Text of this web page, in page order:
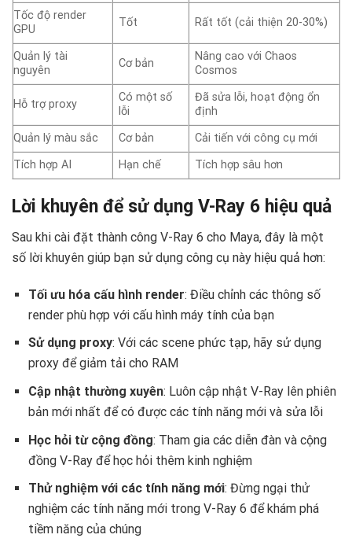
Tốc độ render
GPU
Tốt Rất tốt (cải thiện 20-30%)
Quản lý tài
nguyên
Cơ bản
Nâng cao với Chaos
Cosmos
Hỗ trợ proxy
Có một số
lỗi
Đã sửa lỗi, hoạt động ổn
định
Quản lý màu sắc
Cơ bản
Cải tiến với công cụ mới
Tích hợp AI
Hạn chế Tích hợp sâu hơn
Lời khuyên để sử dụng V-Ray 6 hiệu quả
Sau khi cài đặt thành công V-Ray 6 cho Maya, đây là một
số lời khuyên giúp bạn sử dụng công cụ này hiệu quả hơn:
Tối ưu hóa cấu hình render: Điều chỉnh các thông số
render phù hợp với cấu hình máy tính của bạn
Sử dụng proxy: Với các scene phức tạp, hãy sử dụng
proxy để giảm tải cho RAM
Cập nhật thường xuyên: Luôn cập nhật V-Ray lên phiên
bản mới nhất để có được các tính năng mới và sửa lỗi
Học hỏi từ cộng đồng: Tham gia các diễn đàn và cộng
đồng V-Ray để học hỏi thêm kinh nghiệm
Thử nghiệm với các tính năng mới: Đừng ngại thử
nghiệm các tính năng mới trong V-Ray 6 để khám phá
tiềm năng của chúng